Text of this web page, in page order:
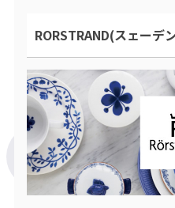
RORSTRAND(スェーデ